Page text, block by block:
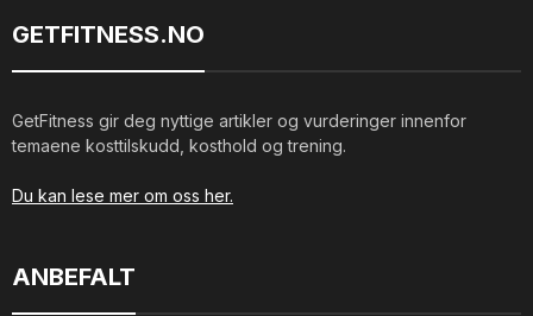
GETFITNESS.NO
GetFitness gir deg nyttige artikler og vurderinger innenfor
temaene kosttilskudd, kosthold og trening.
Du kan lese mer om oss her.
ANBEFALT